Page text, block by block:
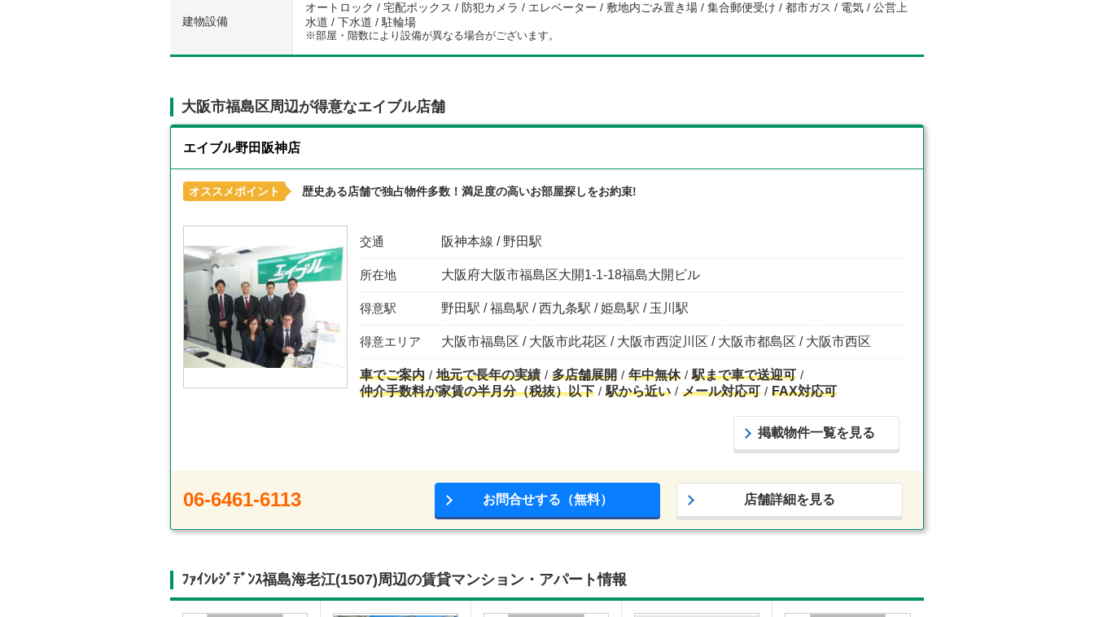
建物設備
オートロック / 宅配ボックス / 防犯カメラ / エレベーター / 敷地内ごみ置き場 / 集合郵便受け / 都市ガス / 電気 / 公営上
水道 / 下水道 / 駐輪場
※部屋・階数により設備が異なる場合がございます。
大阪市福島区周辺が得意なエイブル店舗
エイブル野田阪神店
オススメポイント 歴史ある店舗で独占物件多数！満足度の高いお部屋探しをお約束!
交通 阪神本線 / 野田駅
所在地 大阪府大阪市福島区大開1-1-18福島大開ビル
得意駅 野田駅 / 福島駅 / 西九条駅 / 姫島駅 / 玉川駅
得意エリア 大阪市福島区 / 大阪市此花区 / 大阪市西淀川区 / 大阪市都島区 / 大阪市西区
車でご案内 地元で長年の実績 多店舗展開 年中無休
駅まで車で送迎可
仲介手数料が家賃の半月分（税抜）以下
駅から近い メール対応可 FAX対応可
掲載物件一覧を見る
06-6461-6113 お問合せする（無料） 店舗詳細を見る
ﾌｧｲﾝﾚｼﾞﾃﾞﾝｽ福島海老江(1507)周辺の賃貸マンション・アパート情報